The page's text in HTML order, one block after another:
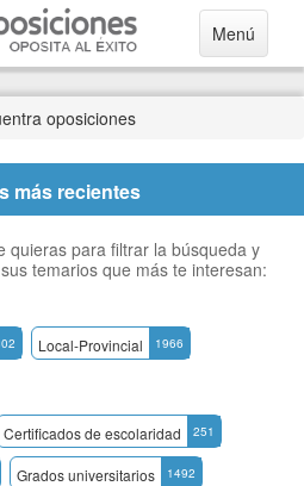
Menú
oposiciones
más recientes
quieras para filtrar la búsqueda y
temarios que más te interesan:
Local-Provincial 1966
Certificados de escolaridad 251
Grados universitarios 1492